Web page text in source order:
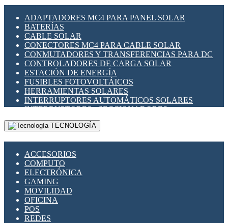
ADAPTADORES MC4 PARA PANEL SOLAR
BATERÍAS
CABLE SOLAR
CONECTORES MC4 PARA CABLE SOLAR
CONMUTADORES Y TRANSFERENCIAS PARA DC
CONTROLADORES DE CARGA SOLAR
ESTACIÓN DE ENERGÍA
FUSIBLES FOTOVOLTÁICOS
HERRAMIENTAS SOLARES
INTERRUPTORES AUTOMÁTICOS SOLARES
INTERRUPTORES - SECCIONADORES
FOTOVOLTÁICOS
MONTAJE PANEL SOLAR
SUPRESOR DE TRANSIENTES SPDS PARA
APLICACIONES FOTOVOLTAICAS
TECNOLOGÍA
ACCESORIOS
COMPUTO
ELECTRÓNICA
GAMING
MOVILIDAD
OFICINA
POS
REDES